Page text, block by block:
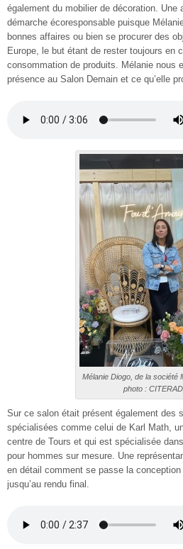
également du mobilier de décoration. Une
démarche écoresponsable puisque
bonnes affaires ou bien se procurer des
Europe, le but étant de rester toujours en
consommation de produits. Mélanie nous
présence au Salon Demain et ce qu’elle
Mélanie Diogo, de la société
photo :
Sur ce salon était présent également des
spécialisées comme celui de Karl Math,
centre de Tours et qui est spécialisée
pour hommes sur mesure. Une
en détail comment se passe la
jusqu’au rendu final.